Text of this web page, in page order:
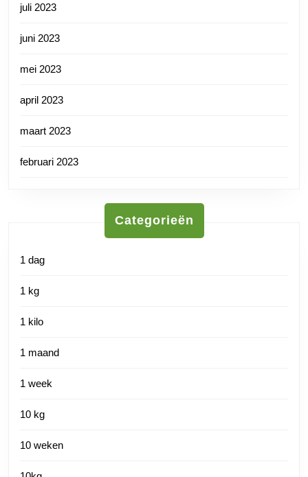
juli 2023
juni 2023
mei 2023
april 2023
maart 2023
februari 2023
Categorieën
1 dag
1 kg
1 kilo
1 maand
1 week
10 kg
10 weken